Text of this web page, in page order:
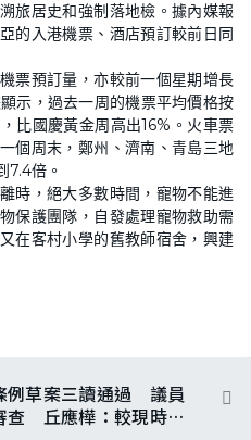
旅居史和強制落地檢。據內媒報
的入港機票、酒店預訂較前日同
票預訂量，亦較前一個星期增長
示，過去一周的機票平均價格按
比國慶黃金周高出16%。火車票
個周末，鄭州、濟南、青島三地
7.4倍。
時，絕大多數時間，寵物不能進
保護團隊，自發處理寵物救助需
在客村小學的舊教師宿舍，興建
例草案三讀通過 議員
查 丘應樺：較現時多